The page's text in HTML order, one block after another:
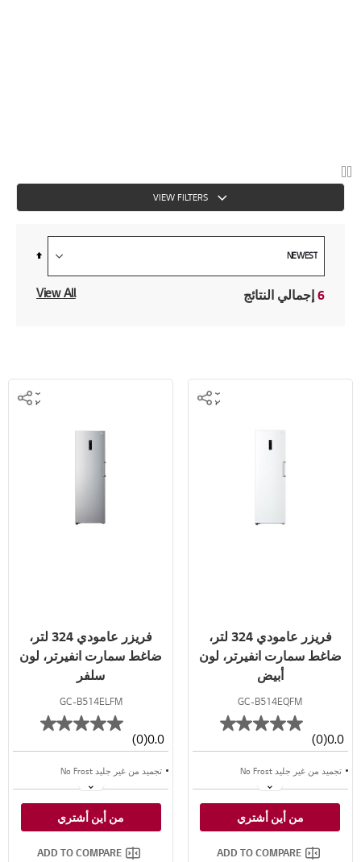
VIEW FILTERS
Set
Direction
6 إجمالي النتائج View All
فريزر عامودي 324 لتر،
ضاغط سمارت انفيرتر، لون
أبيض
GC-B514EQFM
0.0
(0)
تجميد من غير جليد No Frost
تدفق هواء متعدد
تجميد سريع
من أين أشتري
ADD TO COMPARE
فريزر عامودي 324 لتر،
ضاغط سمارت انفيرتر، لون
سلفر
GC-B514ELFM
0.0
(0)
تجميد من غير جليد No Frost
تدفق هواء متعدد
تجميد سريع
من أين أشتري
ADD TO COMPARE